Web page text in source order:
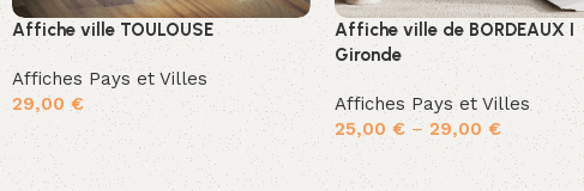
Affiche ville TOULOUSE
Affiches Pays et Villes
29,00 €
Ajouter au panier
Affiche ville de BORDEAUX I
Gironde
Affiches Pays et Villes
25,00 €–29,00€
Choix des options